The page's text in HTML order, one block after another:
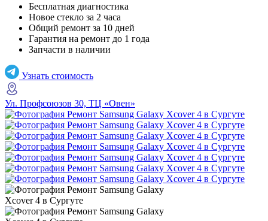
Бесплатная диагностика
Новое стекло за 2 часа
Общий ремонт за 10 дней
Гарантия на ремонт до 1 года
Запчасти в наличии
Узнать стоимость
Ул. Профсоюзов 30, ТЦ «Овен»